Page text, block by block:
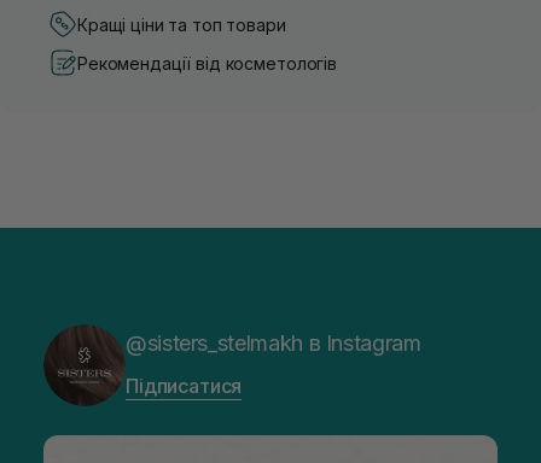
Кращі ціни та топ товари
Рекомендації від косметологів
@sisters_stelmakh в Instagram
Підписатися